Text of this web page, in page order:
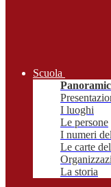
Scuola
I luoghi
Le persone
I numeri
Le carte
La storia